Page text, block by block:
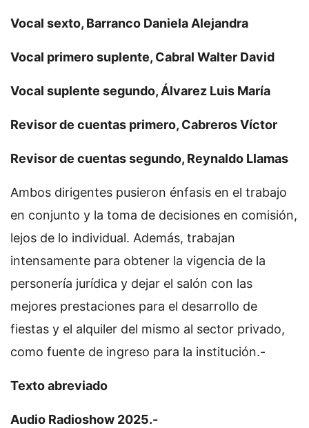
Vocal sexto, Barranco Daniela Alejandra
Vocal primero suplente, Cabral Walter David
Vocal suplente segundo, Álvarez Luis María
Revisor de cuentas primero, Cabreros Víctor
Revisor de cuentas segundo, Reynaldo Llamas
Ambos dirigentes pusieron énfasis en el trabajo
en conjunto y la toma de decisiones en comisión,
lejos de lo individual. Además, trabajan
intensamente para obtener la vigencia de la
personería jurídica y dejar el salón con las
mejores prestaciones para el desarrollo de
fiestas y el alquiler del mismo al sector privado,
como fuente de ingreso para la institución.-
Texto abreviado
Audio Radioshow 2025.-